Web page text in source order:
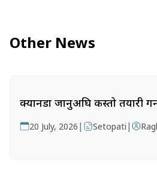
Other News
क्यानडा जानुअघि कस्तो तयारी
20 July, 2026 | Setopati |